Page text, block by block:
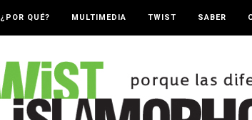
¿POR QUÉ? MULTIMEDIA TWIST SABER